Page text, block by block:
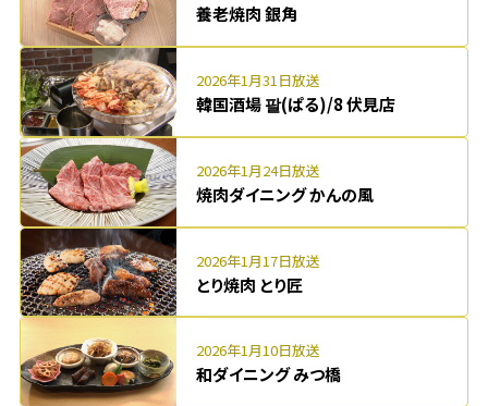
養老焼肉 銀角
2026年1月31日放送
韓国酒場 팔(ぱる)/8 伏見店
2026年1月24日放送
焼肉ダイニング かんの風
2026年1月17日放送
とり焼肉 とり匠
2026年1月10日放送
和ダイニング みつ橋